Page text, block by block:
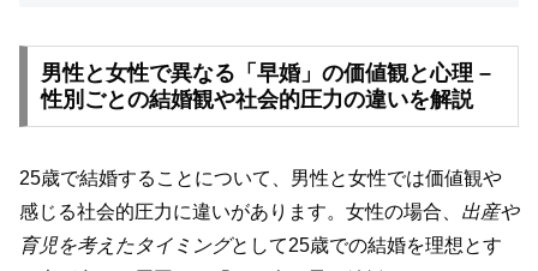
男性と女性で異なる「早婚」の価値観と心理 –
性別ごとの結婚観や社会的圧力の違いを解説
25歳で結婚することについて、男性と女性では価値観や
感じる社会的圧力に違いがあります。女性の場合、 出産や
育児を考えたタイミングとして25歳での結婚を理想とす